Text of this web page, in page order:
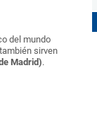
del mundo
sirven
Madrid).